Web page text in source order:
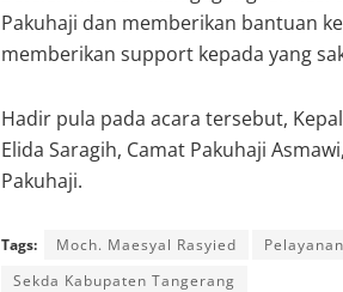
Pakuhaji dan memberikan bantuan
memberikan support kepada yang
Hadir pula pada acara tersebut,
Elida Saragih, Camat Pakuhaji
Pakuhaji.
Tags: Moch. Maesyal Rasyied
Sekda Kabupaten Tangerang